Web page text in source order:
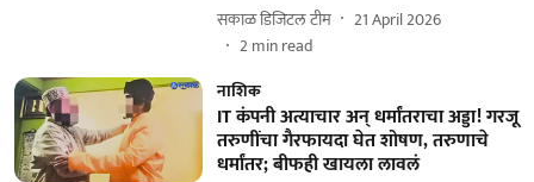
सकाळ डिजिटल टीम
21 April 2026
2min read
नाशिक
IT कंपनी अत्याचार अन् धर्मांतराचा अड्डा! गरजू
तरुणींचा गैरफायदा घेत शोषण, तरुणाचे
धर्मांतर; बीफही खायला लावलं